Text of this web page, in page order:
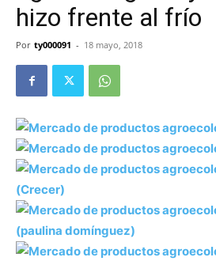
hizo frente al frío
Por ty000091 - 18 mayo, 2018